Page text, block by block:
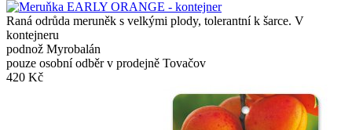
Raná odrůda meruněk s velkými plody, tolerantní k šarce. V
kontejneru
podnož Myrobalán
pouze osobní odběr v prodejně Tovačov
420 Kč